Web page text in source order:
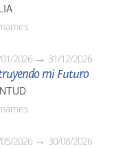
2026 31/12/2026
mi Futuro
2026 30/08/2026